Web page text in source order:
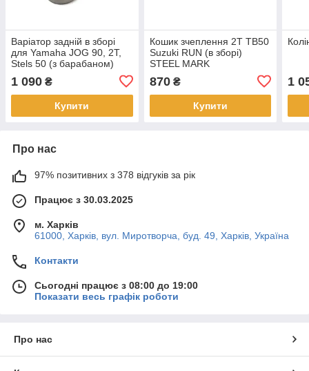
Варіатор задній в зборі
для Yamaha JOG 90, 2T,
Stels 50 (з барабаном)
1 090 ₴
Купити
Кошик зчеплення 2T TB50
Suzuki RUN (в зборі)
STEEL MARK
870₴
Купити
1
Про нас
97% позитивних з 378 відгуків за рік
Працює з 30.03.2025
м. Харків
61000, Харків, вул. Миротворча, буд. 49, Харків, Україна
Контакти
Сьогодні працює з 08:00 до 19:00
Показати весь графік роботи
Про нас